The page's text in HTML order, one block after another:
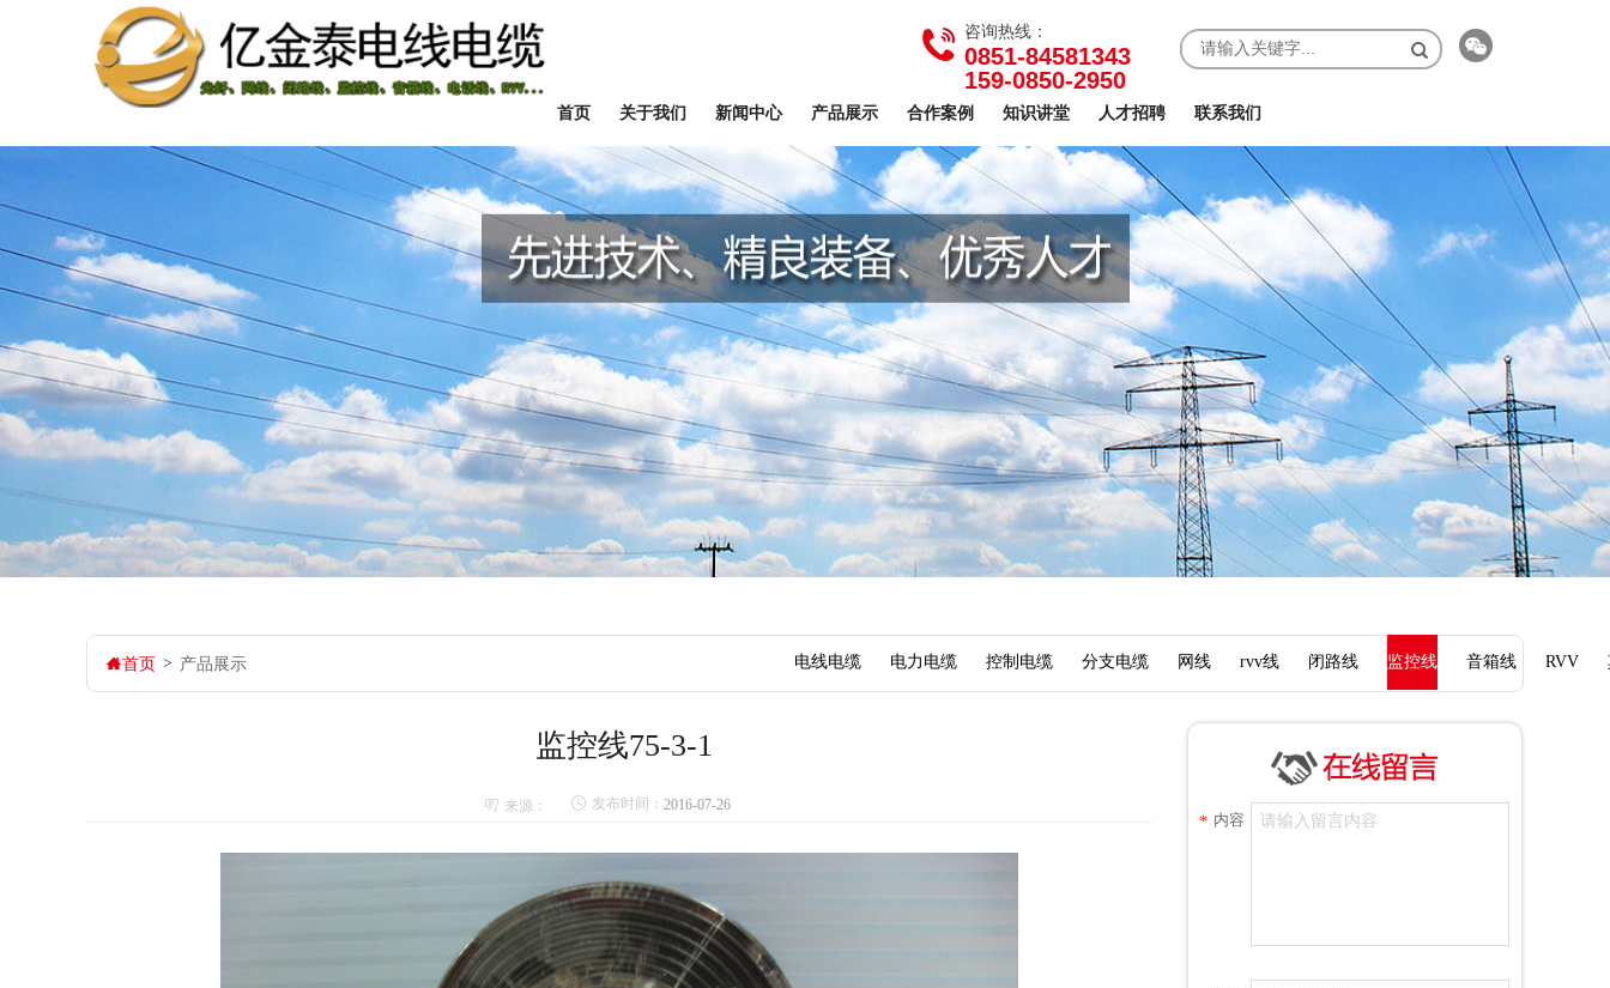
首页 关于我们 新闻中心 产品展示 合作案例 知识讲堂 人才招聘 联系我们
扫一扫关注我们
咨询热线：
0851-84581343
159-0850-2950
* 内容
首页 > 产品展示 电线电缆 电力电缆 控制电缆 分支电缆 网线 rvv线 闭路线 监控线 音箱线 RVV
监控线75-3-1
来源： 发布时间： 2016-07-26